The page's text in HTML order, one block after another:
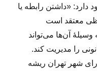
دارد: «داشتن رابطه یا
معتقد است
آن‌ها می‌تواند
را مدیریت کند.
شهر تهران ریشه